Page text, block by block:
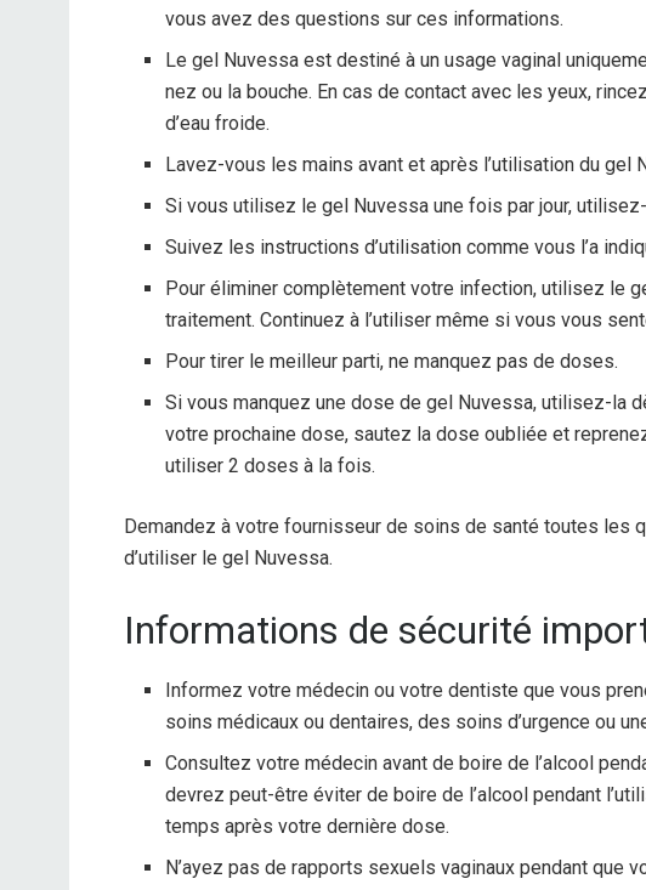
vous avez des questions sur ces informations.
Le gel Nuvessa est destiné à un usage vaginal
nez ou la bouche. En cas de contact avec les yeux,
d’eau froide.
Lavez-vous les mains avant et après l’utilisation du gel
Si vous utilisez le gel Nuvessa une fois par jour,
Suivez les instructions d’utilisation comme vous l’a
Pour éliminer complètement votre infection, utilisez le
traitement. Continuez à l’utiliser même si vous vous
Pour tirer le meilleur parti, ne manquez pas de doses.
Si vous manquez une dose de gel Nuvessa, utilisez-la
votre prochaine dose, sautez la dose oubliée et
utiliser 2 doses à la fois.
Demandez à votre fournisseur de soins de santé toutes les
d’utiliser le gel Nuvessa.
Informations de sécurité
Informez votre médecin ou votre dentiste que vous
soins médicaux ou dentaires, des soins d’urgence ou
Consultez votre médecin avant de boire de l’alcool
devrez peut-être éviter de boire de l’alcool pendant
temps après votre dernière dose.
N’ayez pas de rapports sexuels vaginaux pendant que